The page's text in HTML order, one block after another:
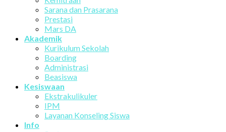
Sarana dan Prasarana
Prestasi
Mars DA
Akademik
Kurikulum Sekolah
Boarding
Administrasi
Beasiswa
Kesiswaan
Ekstrakulikuler
IPM
Layanan Konseling Siswa
Info